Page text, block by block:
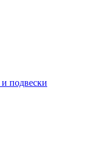
подвески